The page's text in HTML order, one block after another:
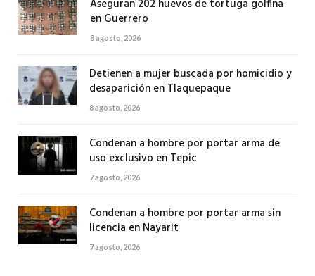
Aseguran 202 huevos de tortuga golfina
en Guerrero
8 agosto, 2026
Detienen a mujer buscada por homicidio y
desaparición en Tlaquepaque
8 agosto, 2026
Condenan a hombre por portar arma de
uso exclusivo en Tepic
7 agosto, 2026
Condenan a hombre por portar arma sin
licencia en Nayarit
7 agosto, 2026